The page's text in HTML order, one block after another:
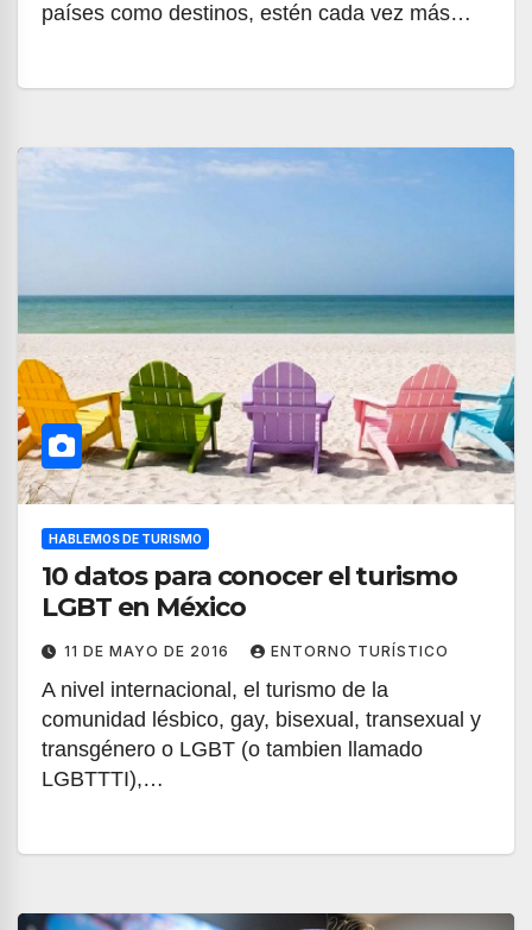
países como destinos, estén cada vez más…
HABLEMOS DE TURISMO
10 datos para conocer el turismo
LGBT en México
11 DE MAYO DE 2016 ENTORNO TURÍSTICO
A nivel internacional, el turismo de la
comunidad lésbico, gay, bisexual, transexual y
transgénero o LGBT (o tambien llamado
LGBTTTI),…